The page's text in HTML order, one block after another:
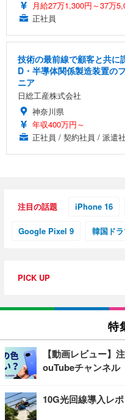
月給27万1,300円～37万
正社員
技術の最前線で顧客と共に
D・半導体関係製造装置の
ニア
日総工産株式会社
神奈川県
年収400万円～
正社員 / 契約社員 / 派遣
注目の話題 iPhone 16
Google Pixel 9 韓国ド
PICK UP
特
【動画レビュー】
ouTubeチャンネル
10G光回線導入レポ